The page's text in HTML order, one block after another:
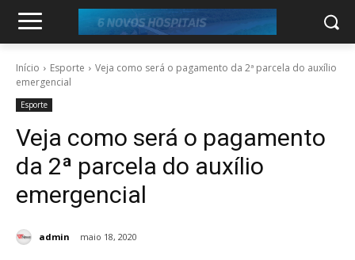
Início Esporte
Veja como será o pagamento da 2ª parcela do auxílio
emergencial
Esporte
Veja como será o pagamento
da 2ª parcela do auxílio
emergencial
admin maio 18, 2020